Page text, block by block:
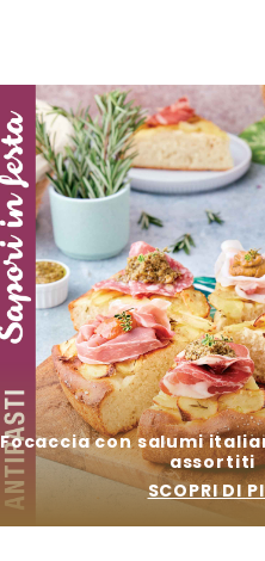
Focaccia con salumi
assortiti
SCOPRI DI